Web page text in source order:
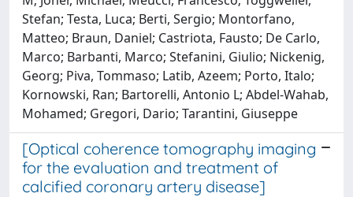
Stefan; Testa, Luca; Berti, Sergio; Montorfano,
Matteo; Braun, Daniel; Castriota, Fausto; De Carlo,
Marco; Barbanti, Marco; Stefanini, Giulio; Nickenig,
Georg; Piva, Tommaso; Latib, Azeem; Porto, Italo;
Kornowski, Ran; Bartorelli, Antonio L; Abdel-Wahab,
Mohamed; Gregori, Dario; Tarantini, Giuseppe
[Optical coherence tomography imaging
for the evaluation and treatment of
calcified coronary artery disease]